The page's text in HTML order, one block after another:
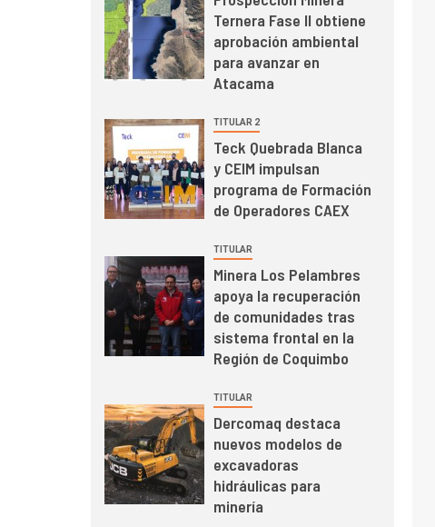
2 I+D
Producción minera en
mayo de 2026 cae
10,6%
PIB minero impacta el
crecimiento regional:
Banco Central reporta
resultados dispares en
el primer trimestre
Informe bimensual de
Cochilco: precio del
cobre alcanza
máximos por escasez
de concentrados
5 I+D
Estudio revela cómo el
educación superior se
relacionan en zonas
mineras
6 I+D
BHP proyecta
producción de cobre
cercana a 2 millones
Ternera Fase II obtiene
aprobación ambiental
para avanzar en
Atacama
TITULAR 2
Teck Quebrada Blanca
y CEIM impulsan
programa de Formación
de Operadores CAEX
TITULAR
Minera Los Pelambres
apoya la recuperación
de comunidades tras
sistema frontal en la
Región de Coquimbo
TITULAR
Dercomaq destaca
nuevos modelos de
excavadoras
hidráulicas para
minería